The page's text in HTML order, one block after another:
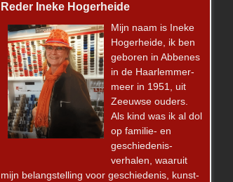
Reder Ineke Hogerheide
Mijn naam is Ineke
Hogerheide, ik ben
geboren in Abbenes
in de Haarlemmer-
meer in 1951, uit
Zeeuwse ouders.
Als kind was ik al dol
op familie- en
geschiedenis-
verhalen, waaruit
mijn belangstelling voor geschiedenis, kunst-